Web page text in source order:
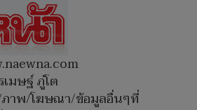
มษฐ์ ภู่โต
าพ/โฆษณา/ข้อมูลอื่นๆที่